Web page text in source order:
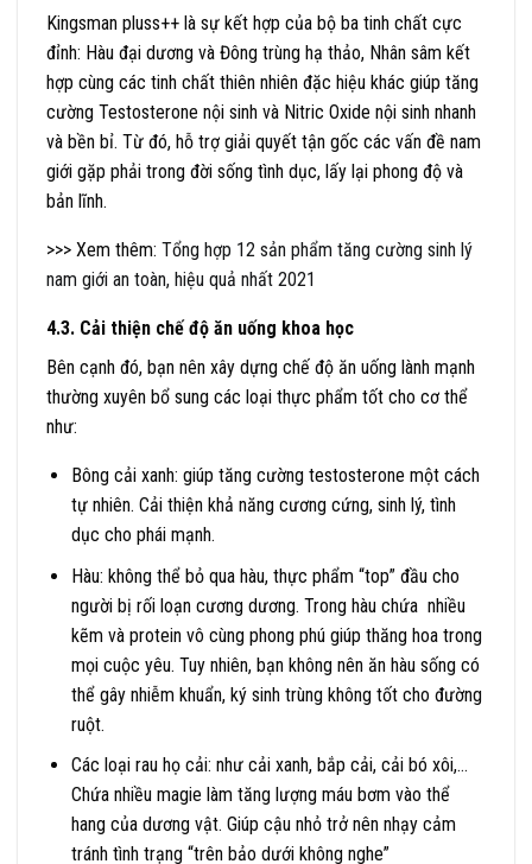
Kingsman pluss++ là sự kết hợp của bộ ba tinh chất cực
đỉnh: Hàu đại dương và Đông trùng hạ thảo, Nhân sâm kết
hợp cùng các tinh chất thiên nhiên đặc hiệu khác giúp tăng
cường Testosterone nội sinh và Nitric Oxide nội sinh nhanh
và bền bỉ. Từ đó, hỗ trợ giải quyết tận gốc các vấn đề nam
giới gặp phải trong đời sống tình dục, lấy lại phong độ và
bản lĩnh.
>>> Xem thêm: Tổng hợp 12 sản phẩm tăng cường sinh lý
nam giới an toàn, hiệu quả nhất 2021
4.3. Cải thiện chế độ ăn uống khoa học
Bên cạnh đó, bạn nên xây dựng chế độ ăn uống lành mạnh
thường xuyên bổ sung các loại thực phẩm tốt cho cơ thể
như:
Bông cải xanh: giúp tăng cường testosterone một cách
tự nhiên. Cải thiện khả năng cương cứng, sinh lý, tình
dục cho phái mạnh.
Hàu: không thể bỏ qua hàu, thực phẩm “top” đầu cho
người bị rối loạn cương dương. Trong hàu chứa nhiều
kẽm và protein vô cùng phong phú giúp thăng hoa trong
mọi cuộc yêu. Tuy nhiên, bạn không nên ăn hàu sống có
thể gây nhiễm khuẩn, ký sinh trùng không tốt cho đường
ruột.
Các loại rau họ cải: như cải xanh, bắp cải, cải bó xôi,…
Chứa nhiều magie làm tăng lượng máu bơm vào thể
hang của dương vật. Giúp cậu nhỏ trở nên nhạy cảm
tránh tình trạng “trên bảo dưới không nghe”